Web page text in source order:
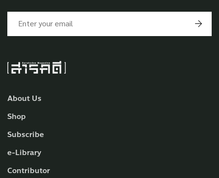
About Us
Shop
Subscribe
e-Library
Contributor